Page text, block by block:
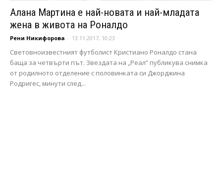
Алана Мартина е най-новата и най-младата
жена в живота на Роналдо
Рени Никифорова - 13.11.2017, 10:23
Световноизвестният футболист Кристиано Роналдо стана
баща за четвърти път. Звездата на „Реал” публикува снимка
от родилното отделение с половинката си Джорджина
Родригес, минути след...